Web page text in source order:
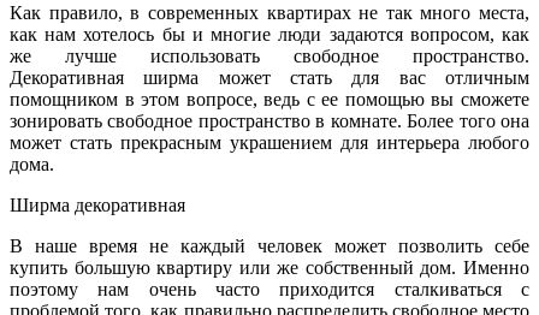
Как правило, в современных квартирах не так много места,
как нам хотелось бы и многие люди задаются вопросом, как
же лучше использовать свободное пространство.
Декоративная ширма может стать для вас отличным
помощником в этом вопросе, ведь с ее помощью вы сможете
зонировать свободное пространство в комнате. Более того она
может стать прекрасным украшением для интерьера любого
дома.
Ширма декоративная
В наше время не каждый человек может позволить себе
купить большую квартиру или же собственный дом. Именно
поэтому нам очень часто приходится сталкиваться с
проблемой того, как правильно распределить свободное место